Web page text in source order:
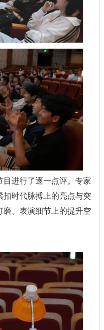
进行了逐一点评。专家
时代脉搏上的亮点与突
、表演细节上的提升空